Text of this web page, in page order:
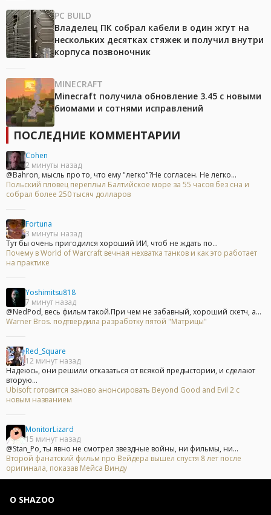
PC BUILD
Владелец ПК собрал кабели в один жгут на
нескольких десятках стяжек и получил внутри
корпуса позвоночник
MINECRAFT
Minecraft получила обновление 3.45 с новыми
биомами и сотнями исправлений
ПОСЛЕДНИЕ КОММЕНТАРИИ
Cohen
2 минуты назад
@Bahron, мысль про то, что ему "легко"?Не согласен. Не легко...
Польский пловец переплыл Балтийское море за 55 часов без сна и
собрал более 250 тысяч долларов
Fortuna
3 минуты назад
Тут бы очень пригодился хороший ИИ, чтоб не ждать по...
Почему в World of Warcraft вечная нехватка танков и как это работает
на практике
Yoshimitsu818
7 минут назад
@NedPod, весь фильм такой.При чем не забавный, хороший скетч, а...
Warner Bros. подтвердила разработку пятой "Матрицы"
Red_Square
12 минут назад
Надеюсь, они решили отказаться от всякой предыстории, и сделают
вторую...
Ubisoft готовится заново анонсировать Beyond Good and Evil 2 с
новым названием
MonitorLizard
15 минут назад
@Stan_Po, ты явно не смотрел звездные войны, ни фильмы, ни...
Второй фанатский фильм про Вейдера вышел спустя 8 лет после
оригинала, показав Мейса Винду
О SHAZOO